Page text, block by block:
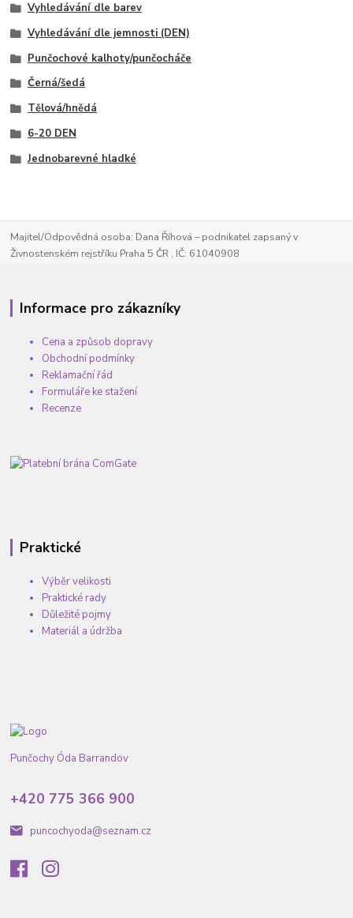
Vyhledávání dle barev
Vyhledávání dle jemnosti (DEN)
Punčochové kalhoty/punčocháče
Černá/šedá
Tělová/hnědá
6-20 DEN
Jednobarevné hladké
Majitel/Odpovědná osoba: Dana Říhová – podnikatel zapsaný v
Živnostenském rejstříku Praha 5 ČR , IČ: 61040908
Informace pro zákazníky
Cena a způsob dopravy
Obchodní podmínky
Reklamační řád
Formuláře ke stažení
Recenze
Praktické
Výběr velikosti
Praktické rady
Důležité pojmy
Materiál a údržba
Punčochy Óda Barrandov
+420 775 366 900
puncochyoda@seznam.cz